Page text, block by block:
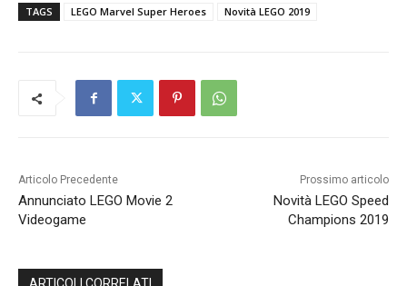
TAGS LEGO Marvel Super Heroes Novità LEGO 2019
Articolo Precedente
Annunciato LEGO Movie 2
Videogame
Prossimo articolo
Novità LEGO Speed
Champions 2019